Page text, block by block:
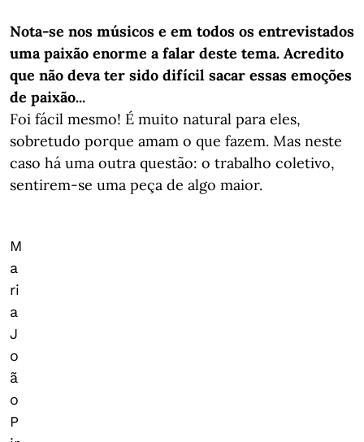
Nota-se nos músicos e em todos os entrevistados
uma paixão enorme a falar deste tema. Acredito
que não deva ter sido difícil sacar essas emoções
de paixão...
Foi fácil mesmo! É muito natural para eles,
sobretudo porque amam o que fazem. Mas neste
caso há uma outra questão: o trabalho coletivo,
sentirem-se uma peça de algo maior.
M
a
ri
a
J
o
ã
o
P